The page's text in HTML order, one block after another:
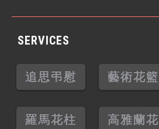
SERVICES
追思弔慰 藝術花籃
羅馬花柱 高雅蘭花